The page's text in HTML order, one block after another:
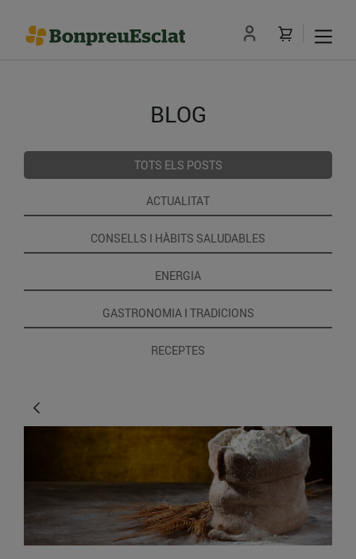
BLOG
TOTS ELS POSTS
ACTUALITAT
CONSELLS I HÀBITS SALUDABLES
ENERGIA
GASTRONOMIA I TRADICIONS
RECEPTES